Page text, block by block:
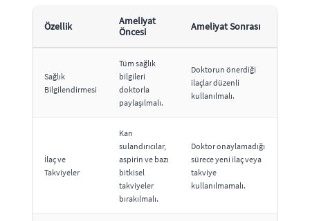
Özellik
Ameliyat
Öncesi
Ameliyat Sonrası
Sağlık
Bilgilendirmesi
Tüm sağlık
bilgileri
doktorla
paylaşılmalı.
Doktorun önerdiği
ilaçlar düzenli
kullanılmalı.
İlaç ve
Takviyeler
Kan
sulandırıcılar,
aspirin ve bazı
bitkisel
takviyeler
bırakılmalı.
Doktor onaylamadığı
sürece yeni ilaç veya
takviye
kullanılmamalı.